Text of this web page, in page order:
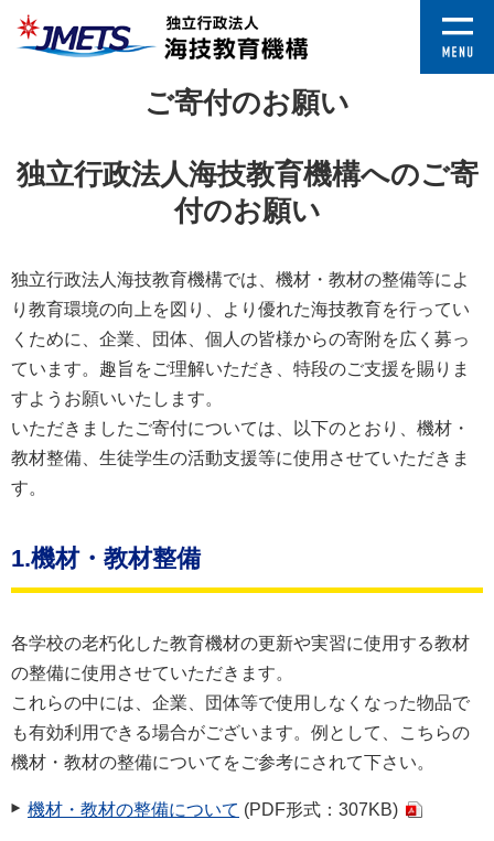
ご寄付のお願い
独立行政法人海技教育機構へのご寄
付のお願い
独立行政法人海技教育機構では、機材・教材の整備等によ
り教育環境の向上を図り、より優れた海技教育を行ってい
くために、企業、団体、個人の皆様からの寄附を広く募っ
ています。趣旨をご理解いただき、特段のご支援を賜りま
すようお願いいたします。
いただきましたご寄付については、以下のとおり、機材・
教材整備、生徒学生の活動支援等に使用させていただきま
す。
1.機材・教材整備
各学校の老朽化した教育機材の更新や実習に使用する教材
の整備に使用させていただきます。
これらの中には、企業、団体等で使用しなくなった物品で
も有効利用できる場合がございます。例として、こちらの
機材・教材の整備についてをご参考にされて下さい。
機材・教材の整備について (PDF形式：307KB)